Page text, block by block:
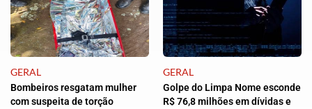
GERAL
Bombeiros resgatam mulher
com suspeita de torção
GERAL
Golpe do Limpa Nome esconde
R$ 76,8 milhões em dívidas e